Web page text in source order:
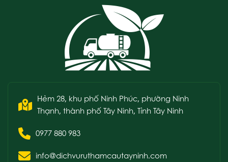
Hẻm 28, khu phố Ninh Phúc, phường Ninh
Thạnh, thành phố Tây Ninh, Tỉnh Tây Ninh
0977 880 983
info@dichvuruthamcautayninh.com